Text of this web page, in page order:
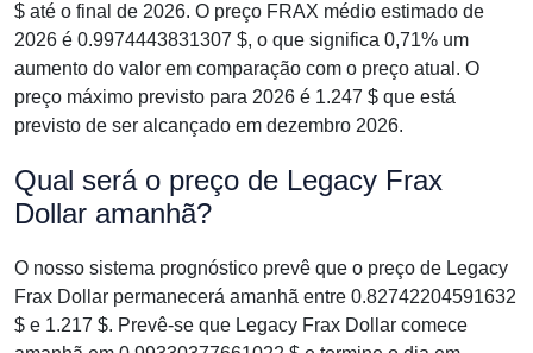
$ até o final de 2026. O preço FRAX médio estimado de
2026 é 0.9974443831307 $, o que significa 0,71% um
aumento do valor em comparação com o preço atual. O
preço máximo previsto para 2026 é 1.247 $ que está
previsto de ser alcançado em dezembro 2026.
Qual será o preço de Legacy Frax
Dollar amanhã?
O nosso sistema prognóstico prevê que o preço de Legacy
Frax Dollar permanecerá amanhã entre 0.82742204591632
$ e 1.217 $. Prevê-se que Legacy Frax Dollar comece